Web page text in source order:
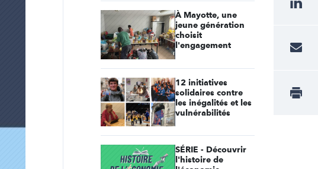
À Mayotte, une
jeune génération
choisit
l'engagement
12 initiatives
solidaires contre
les inégalités et les
vulnérabilités
SÉRIE - Découvrir
l'histoire de